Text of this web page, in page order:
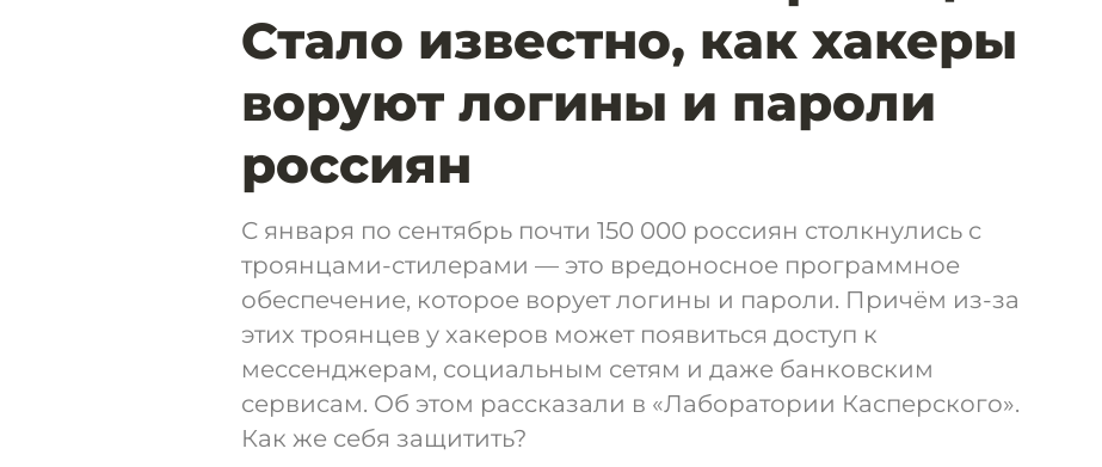
Стало известно, как хакеры
воруют логины и пароли
россиян
С января по сентябрь почти 150 000 россиян столкнулись с
троянцами-стилерами — это вредоносное программное
обеспечение, которое ворует логины и пароли. Причём из-за
этих троянцев у хакеров может появиться доступ к
мессенджерам, социальным сетям и даже банковским
сервисам. Об этом рассказали в «Лаборатории Касперского».
Как же себя защитить?